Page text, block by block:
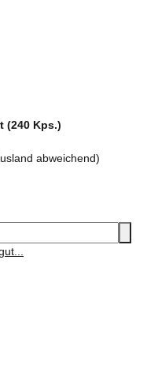
(240 Kps.)
abweichend)